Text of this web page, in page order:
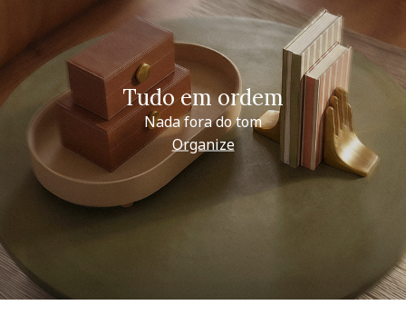
Tudo em ordem
Nada fora do tom
Organize